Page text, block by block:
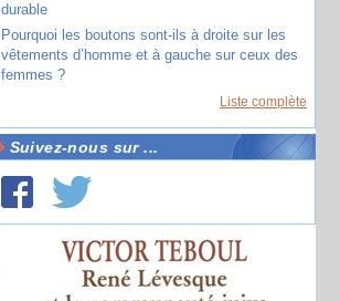
durable
Pourquoi les boutons sont-ils à droite sur les
vêtements d’homme et à gauche sur ceux des
femmes ?
Liste complète
Suivez-nous sur ...